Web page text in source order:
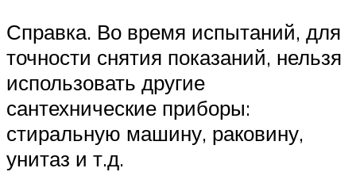
Справка. Во время испытаний, для
точности снятия показаний, нельзя
использовать другие
сантехнические приборы:
стиральную машину, раковину,
унитаз и т.д.